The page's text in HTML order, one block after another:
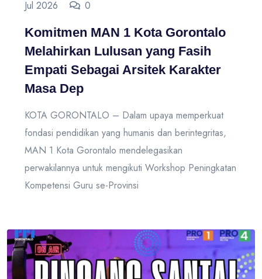
Jul 2026 0
Komitmen MAN 1 Kota Gorontalo
Melahirkan Lulusan yang Fasih
Empati Sebagai Arsitek Karakter
Masa Dep
KOTA GORONTALO – Dalam upaya memperkuat
fondasi pendidikan yang humanis dan berintegritas,
MAN 1 Kota Gorontalo mendelegasikan
perwakilannya untuk mengikuti Workshop Peningkatan
Kompetensi Guru se-Provinsi